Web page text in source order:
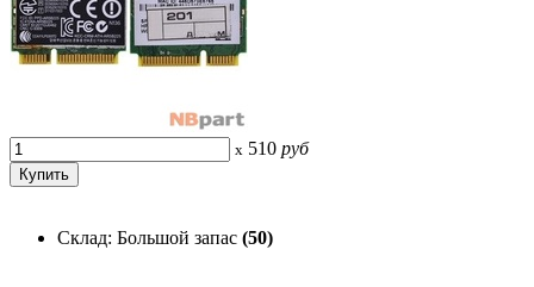
x 510 руб
Склад: Большой запас (50)